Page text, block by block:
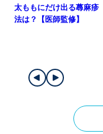
太ももにだけ出る蕁麻疹
法は？【医師監修】